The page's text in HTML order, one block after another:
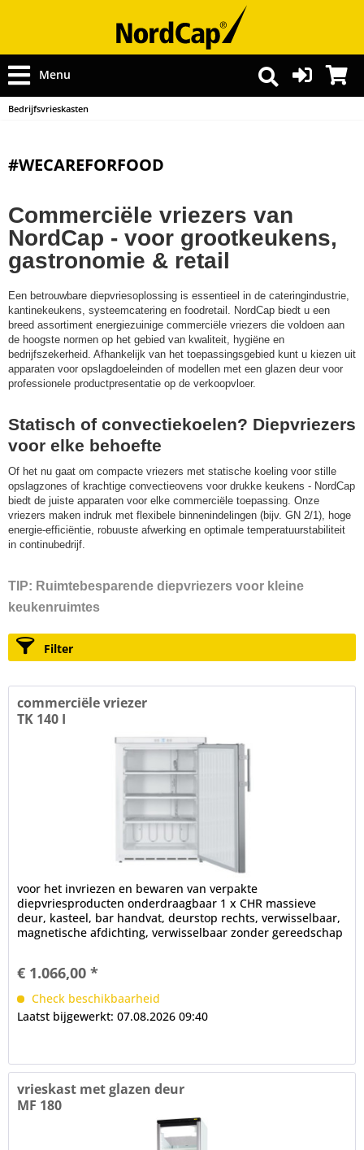
Menu
Bedrijfsvrieskasten
#WECAREFORFOOD
Commerciële vriezers van
NordCap - voor grootkeukens,
gastronomie & retail
Een betrouwbare diepvriesoplossing is essentieel in de cateringindustrie,
kantinekeukens, systeemcatering en foodretail. NordCap biedt u een
breed assortiment energiezuinige commerciële vriezers die voldoen aan
de hoogste normen op het gebied van kwaliteit, hygiëne en
bedrijfszekerheid. Afhankelijk van het toepassingsgebied kunt u kiezen uit
apparaten voor opslagdoeleinden of modellen met een glazen deur voor
professionele productpresentatie op de verkoopvloer.
Statisch of convectiekoelen? Diepvriezers
voor elke behoefte
Of het nu gaat om compacte vriezers met statische koeling voor stille
opslagzones of krachtige convectieovens voor drukke keukens - NordCap
biedt de juiste apparaten voor elke commerciële toepassing. Onze
vriezers maken indruk met flexibele binnenindelingen (bijv. GN 2/1), hoge
energie-efficiëntie, robuuste afwerking en optimale temperatuurstabiliteit
in continubedrijf.
TIP: Ruimtebesparende diepvriezers voor kleine
keukenruimtes
Filter
commerciële vriezer
TK 140 I
voor het invriezen en bewaren van verpakte
diepvriesproducten onderdraagbaar 1 x CHR massieve
deur, kasteel, bar handvat, deurstop rechts, verwisselbaar,
magnetische afdichting, verwisselbaar zonder gereedschap
€ 1.066,00 *
Check beschikbaarheid
Laatst bijgewerkt: 07.08.2026 09:40
vrieskast met glazen deur
MF 180